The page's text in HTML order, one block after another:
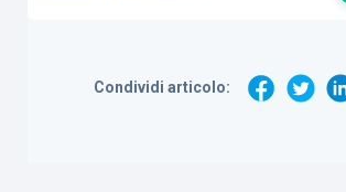
Condividi articolo: